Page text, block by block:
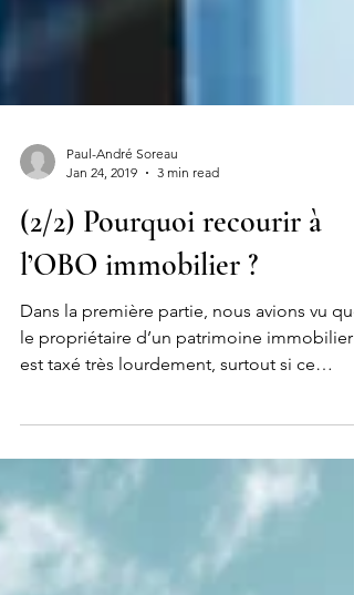
Jan 24, 2019
3 min read
(2/2) Pourquoi recourir à
l’OBO immobilier ?
Dans la première partie, nous avions vu que
le propriétaire d’un patrimoine immobilier
patrimoine...